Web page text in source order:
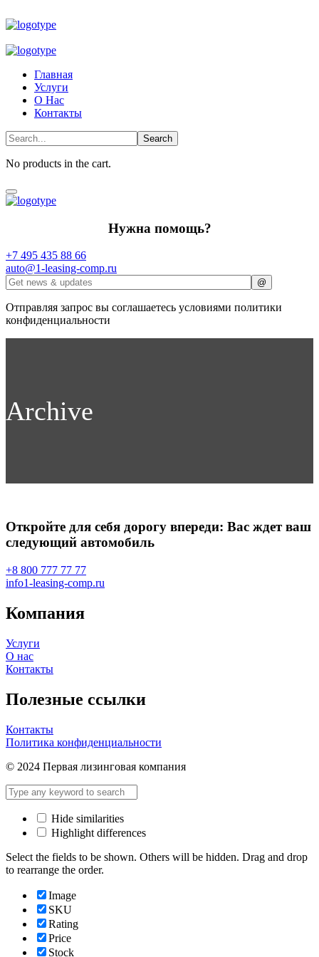
Главная
Услуги
О Нас
Контакты
No products in the cart.
Нужна помощь?
+7 495 435 88 66
auto@1-leasing-comp.ru
Отправляя запрос вы соглашаетесь условиями политики
конфиденциальности
Archive
Откройте для себя дорогу впереди: Вас ждет ваш
следующий автомобиль
+8 800 777 77 77
info1-leasing-comp.ru
Компания
Услуги
О нас
Контакты
Полезные ссылки
Контакты
Политика конфиденциальности
© 2024 Первая лизинговая компания
Hide similarities
Highlight differences
Select the fields to be shown. Others will be hidden. Drag and drop
to rearrange the order.
Image
SKU
Rating
Price
Stock